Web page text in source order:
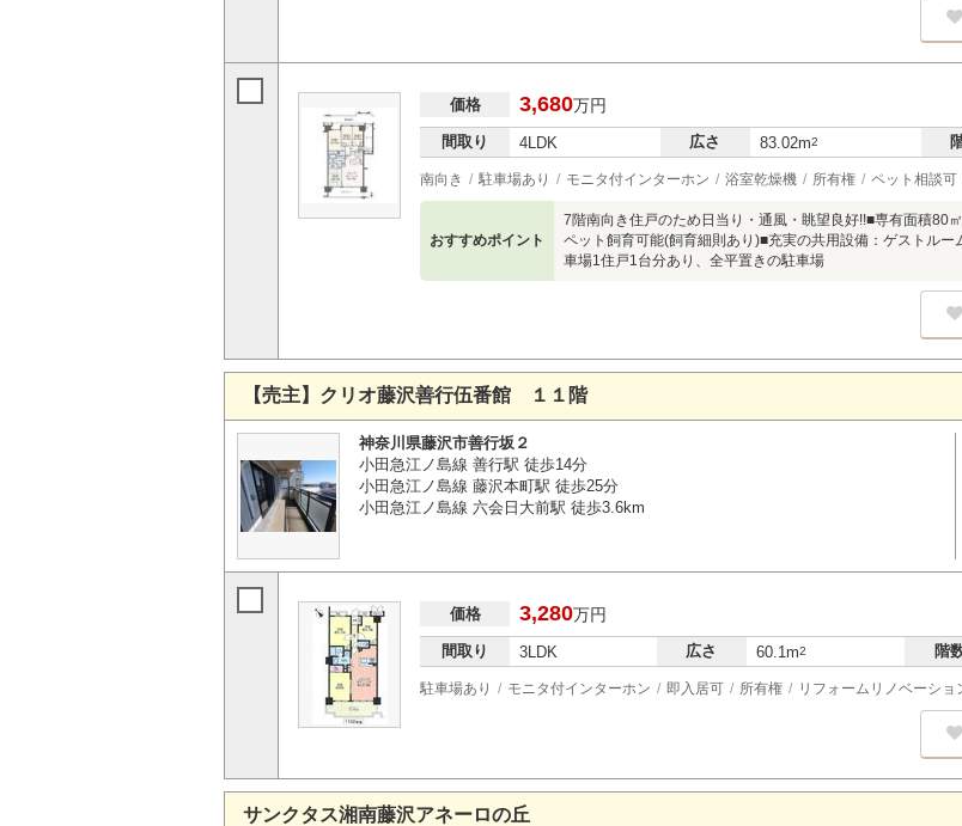
価格 3,680万円
間取り 4LDK 広さ 83.02m2
南向き 駐車場あり モニタ付インターホン 浴室乾燥機 所有権 ペット相談可
おすすめポイント
7階南向き住戸のため日当り・通風・眺望良好!!■専有面積80
ペット飼育可能(飼育細則あり)■充実の共用設備：ゲストル
車場1住戸1台分あり、全平置きの駐車場
【売主】クリオ藤沢善行伍番館 １１階
神奈川県藤沢市善行坂２
小田急江ノ島線 善行駅 徒歩14分
小田急江ノ島線 藤沢本町駅 徒歩25分
小田急江ノ島線 六会日大前駅 徒歩3.6km
価格 3,280万円
間取り 3LDK 広さ 60.1m2 階
駐車場あり モニタ付インターホン 即入居可 所有権 リフォームリノベーショ
サンクタス湘南藤沢アネーロの丘